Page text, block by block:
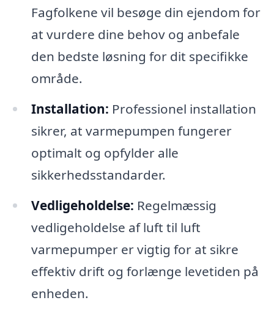
Fagfolkene vil besøge din ejendom for
at vurdere dine behov og anbefale
den bedste løsning for dit specifikke
område.
Installation: Professionel installation
sikrer, at varmepumpen fungerer
optimalt og opfylder alle
sikkerhedsstandarder.
Vedligeholdelse: Regelmæssig
vedligeholdelse af luft til luft
varmepumper er vigtig for at sikre
effektiv drift og forlænge levetiden på
enheden.